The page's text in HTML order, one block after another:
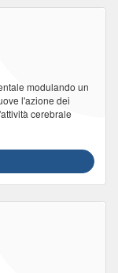
modulando un
l'azione dei
cerebrale